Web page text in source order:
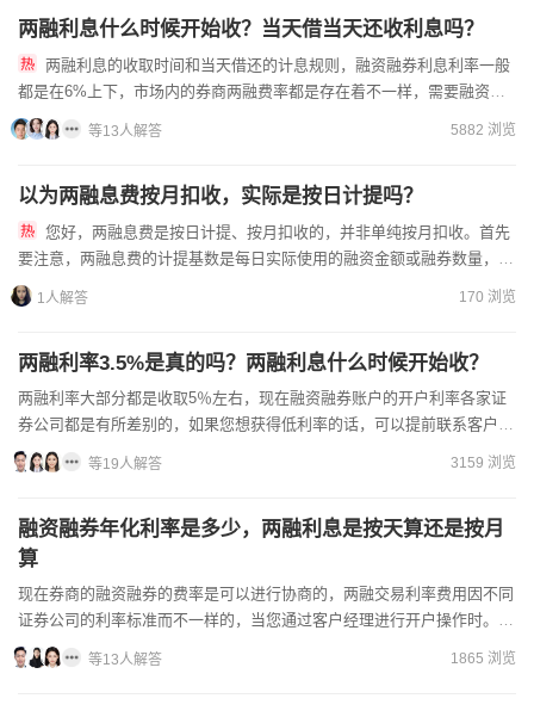
两融利息什么时候开始收？当天借当天还收利息吗？
都是在6%上下，市场内的券商两融费率都是存在着不一样，需要融资融
券的低利率，找开户经理办理即可获得低利率渠道。满足开通两融账...
等13人解答 5882 浏览
以为两融息费按月扣收，实际是按日计提吗？
要注意，两融息费的计提基数是每日实际使用的融资金额或融券数量，未
使用的额度不会产生费用，每月固定日期统一扣收累计的息费，要留...
1人解答 170 浏览
两融利率3.5%是真的吗？两融利息什么时候开始收？
两融利率大部分都是收取5％左右，现在融资融券账户的开户利率各家证
券公司都是有所差别的，如果您想获得低利率的话，可以提前联系客户经
理进行沟通融资融券的利率。准备好身份证件和银行卡到柜台进...
等19人解答 3159 浏览
融资融券年化利率是多少，两融利息是按天算还是按月
算
现在券商的融资融券的费率是可以进行协商的，两融交易利率费用因不同
证券公司的利率标准而不一样的，当您通过客户经理进行开户操作时。有
机会获得相对划算的费率待遇。开融资融券需要满足条件才行：...
等13人解答 1865 浏览